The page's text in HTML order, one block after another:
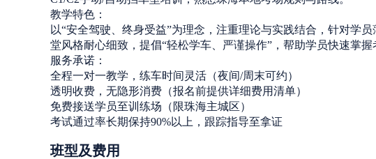
教学特色：
以“安全驾驶、终身受益”为理念，注重理论与实践结合，针对学
堂风格耐心细致，提倡“轻松学车、严谨操作”，帮助学员快速掌握
服务承诺：
全程一对一教学，练车时间灵活（夜间/周末可约）
透明收费，无隐形消费（报名前提供详细费用清单）
免费接送学员至训练场（限珠海主城区）
考试通过率长期保持90%以上，跟踪指导至拿证
班型及费用